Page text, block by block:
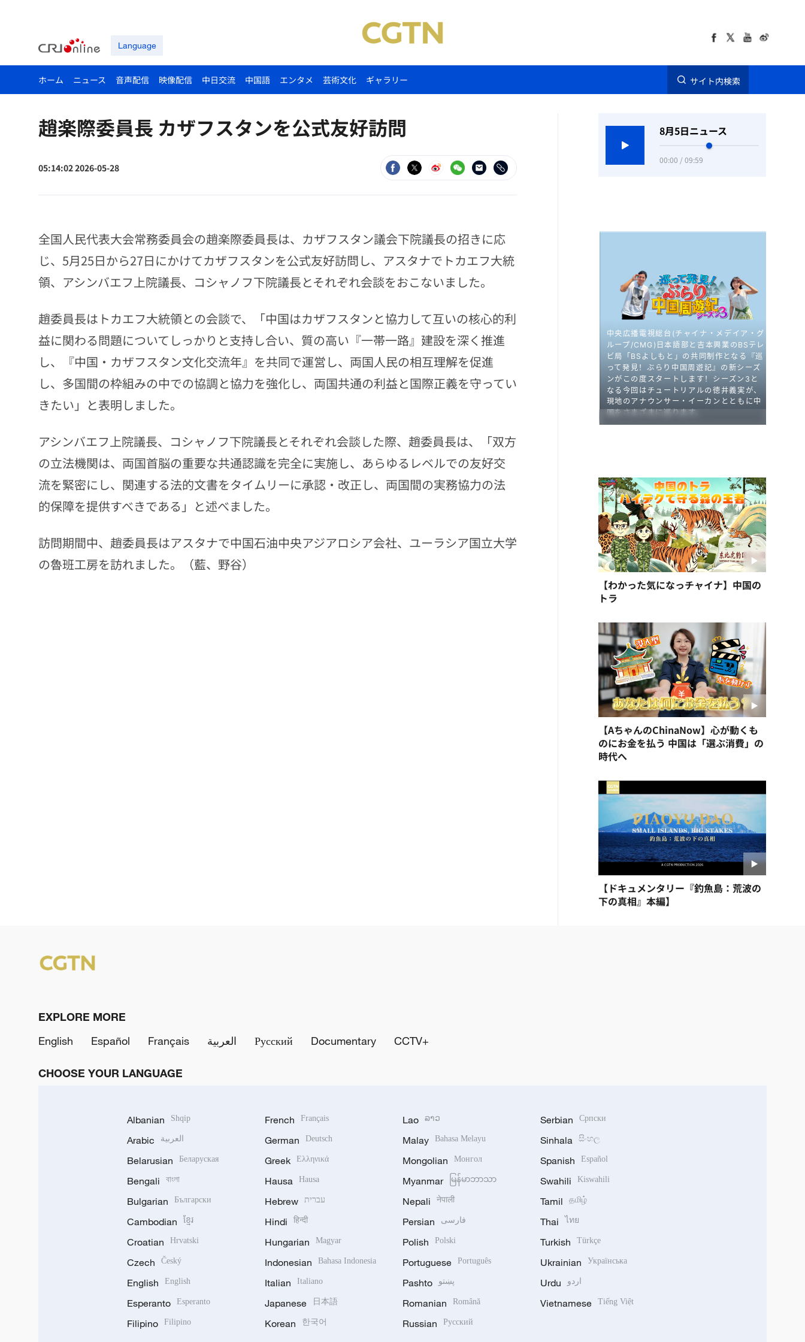
Language
ホーム ニュース 音声配信 映像配信 中日交流 中国語 エンタメ 芸術文化 ギャラリー サイト内検索
趙楽際委員長 カザフスタンを公式友好訪問
05:14:02 2026-05-28
全国人民代表大会常務委員会の趙楽際委員長は、カザフスタン議会下院議長の招きに応
じ、5月25日から27日にかけてカザフスタンを公式友好訪問し、アスタナでトカエフ大統
領、アシンバエフ上院議長、コシャノフ下院議長とそれぞれ会談をおこないました。
趙委員長はトカエフ大統領との会談で、「中国はカザフスタンと協力して互いの核心的利
益に関わる問題についてしっかりと支持し合い、質の高い『一帯一路』建設を深く推進
し、『中国・カザフスタン文化交流年』を共同で運営し、両国人民の相互理解を促進
し、多国間の枠組みの中での協調と協力を強化し、両国共通の利益と国際正義を守ってい
きたい」と表明しました。
アシンバエフ上院議長、コシャノフ下院議長とそれぞれ会談した際、趙委員長は、「双方
の立法機関は、両国首脳の重要な共通認識を完全に実施し、あらゆるレベルでの友好交
流を緊密にし、関連する法的文書をタイムリーに承認・改正し、両国間の実務協力の法
的保障を提供すべきである」と述べました。
訪問期間中、趙委員長はアスタナで中国石油中央アジアロシア会社、ユーラシア国立大学
の魯班工房を訪れました。（藍、野谷）
8月5日ニュース
00:00 / 09:59
【わかった気になっチャイナ】中国の
トラ
【AちゃんのChinaNow】心が動くも
のにお金を払う 中国は「選ぶ消費」の
時代へ
【ドキュメンタリー『釣魚島：荒波の
下の真相』本編】
EXPLORE MORE
English
Español Français العربية Русский Documentary CCTV+
CHOOSE YOUR LANGUAGE
Albanian Shqip
Arabic العربية
Belarusian Беларуская
Bengali বাংলা
Bulgarian Български
Cambodian ខ្មែរ
Croatian Hrvatski
Czech Český
English English
Esperanto Esperanto
Filipino Filipino
French Français
German Deutsch
Greek Ελληνικά
Hausa Hausa
Hebrew עברית
Hindi हिन्दी
Hungarian Magyar
Indonesian Bahasa Indonesia
Italian Italiano
Japanese 日本語
Korean 한국어
Lao ລາວ
Malay Bahasa Melayu
Mongolian Монгол
Myanmar မြန်မာဘာသာ
Nepali नेपाली
Persian فارسی
Polish Polski
Portuguese Português
Pashto پښتو
Romanian Română
Russian Русский
Serbian Српски
Sinhala සිංහල
Spanish Español
Swahili Kiswahili
Tamil தமிழ்
Thai ไทย
Turkish Türkçe
Ukrainian Українська
Urdu اردو
Vietnamese Tiếng Việt